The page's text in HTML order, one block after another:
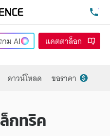
ามAI แคตตาล็อก
ดาวน์โหลด ขอราคา
กทริค